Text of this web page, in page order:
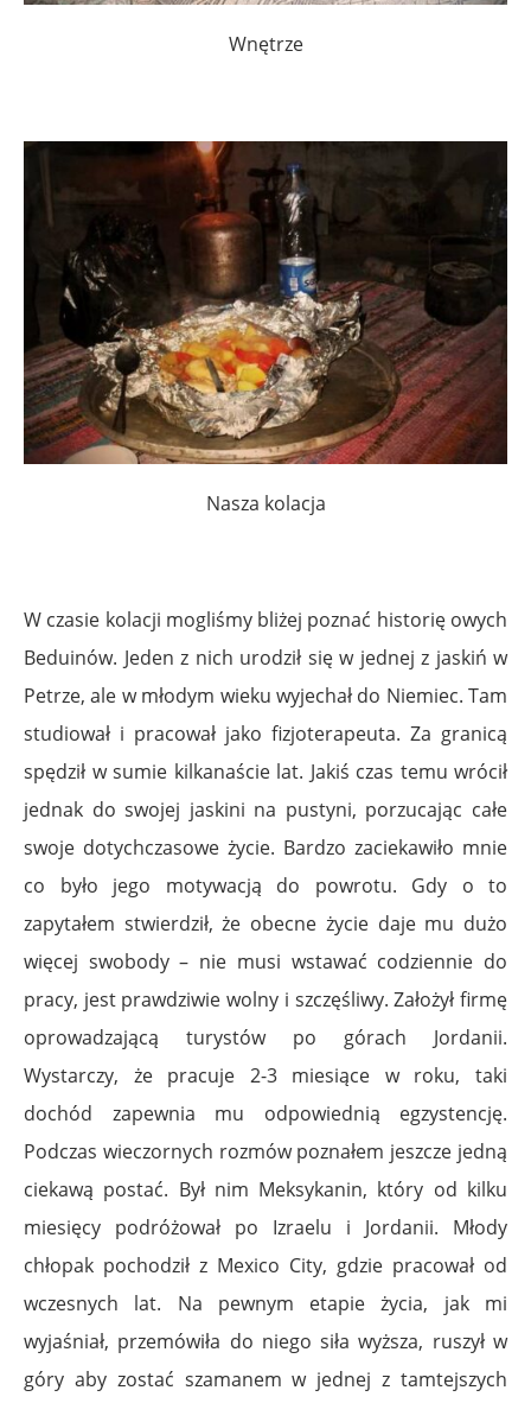
Wnętrze
Nasza kolacja
W czasie kolacji mogliśmy bliżej poznać historię owych
Beduinów. Jeden z nich urodził się w jednej z jaskiń w
Petrze, ale w młodym wieku wyjechał do Niemiec. Tam
studiował i pracował jako fizjoterapeuta. Za granicą
spędził w sumie kilkanaście lat. Jakiś czas temu wrócił
jednak do swojej jaskini na pustyni, porzucając całe
swoje dotychczasowe życie. Bardzo zaciekawiło mnie
co było jego motywacją do powrotu. Gdy o to
zapytałem stwierdził, że obecne życie daje mu dużo
więcej swobody – nie musi wstawać codziennie do
pracy, jest prawdziwie wolny i szczęśliwy. Założył firmę
oprowadzającą turystów po górach Jordanii.
Wystarczy, że pracuje 2-3 miesiące w roku, taki
dochód zapewnia mu odpowiednią egzystencję.
Podczas wieczornych rozmów poznałem jeszcze jedną
ciekawą postać. Był nim Meksykanin, który od kilku
miesięcy podróżował po Izraelu i Jordanii. Młody
chłopak pochodził z Mexico City, gdzie pracował od
wczesnych lat. Na pewnym etapie życia, jak mi
wyjaśniał, przemówiła do niego siła wyższa, ruszył w
góry aby zostać szamanem w jednej z tamtejszych